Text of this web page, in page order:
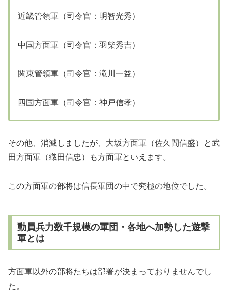
近畿管領軍（司令官：明智光秀）
中国方面軍（司令官：羽柴秀吉）
関東管領軍（司令官：滝川一益）
四国方面軍（司令官：神戸信孝）
その他、消滅しましたが、大坂方面軍（佐久間信盛）と武
田方面軍（織田信忠）も方面軍といえます。
この方面軍の部将は信長軍団の中で究極の地位でした。
動員兵力数千規模の軍団・各地へ加勢した遊撃
軍とは
方面軍以外の部将たちは部署が決まっておりませんでし
た。